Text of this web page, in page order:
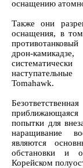
оснащению
Также они
оснащения, в
дрон-
Tomahawk.
приближающаяся
попытки для
наращивание
являются
обстановки и
Корейском